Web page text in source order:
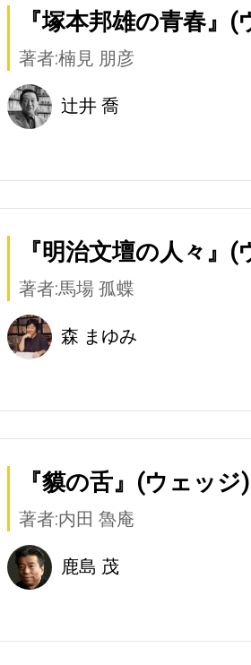
『塚本邦雄の青春』
著者:楠見 朋彦
辻井 喬
『明治文壇の人々』
著者:馬場 孤蝶
森 まゆみ
『貘の舌』(ウェッジ)
著者:内田 魯庵
鹿島 茂